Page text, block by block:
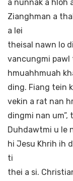
a nunnak a hloh
Zianghman a
a lei
theisal nawn lo
vancungmi pawl
hmuahhmuah
ding. Fiang tein
vekin a rat nan
dingmi nan um”,
Duhdawtmi u le
hi Jesu Khrih ih
ti
thei a si.